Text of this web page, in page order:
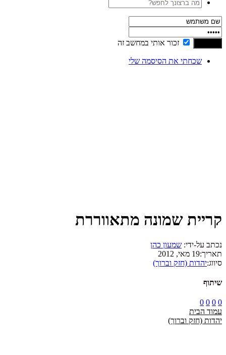
זכור אותי במחשב זה
שכחתי את הסיסמה שלי
קריית שמונה מתאווררת
נכתב על-ידי: שמעון כהן
תאריך:19 מאי, 2012
סיווג:יהדות (חזק וברוך)
שיתוף
0
0
0
0
עמוד הבית
יהדות (חזק וברוך)